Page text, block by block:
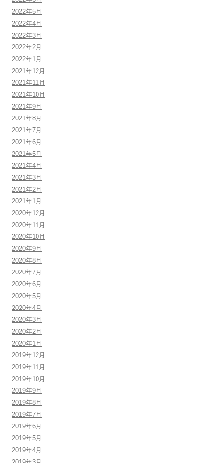
2022年5月
2022年4月
2022年3月
2022年2月
2022年1月
2021年12月
2021年11月
2021年10月
2021年9月
2021年8月
2021年7月
2021年6月
2021年5月
2021年4月
2021年3月
2021年2月
2021年1月
2020年12月
2020年11月
2020年10月
2020年9月
2020年8月
2020年7月
2020年6月
2020年5月
2020年4月
2020年3月
2020年2月
2020年1月
2019年12月
2019年11月
2019年10月
2019年9月
2019年8月
2019年7月
2019年6月
2019年5月
2019年4月